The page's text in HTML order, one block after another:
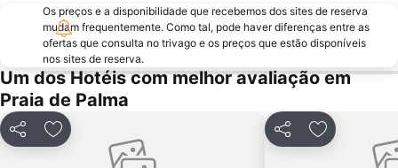
House of Katmandu
Parc Natural de s'Albufera de Mallorca
Cala Antena
Cala Blanca - Platja de Palmanova
Platja Palmira o Platja Peguera Palmira o Platja des Pouet
Cala Gran
Puerto de Valdemossa - Sa Marina
Cala Esmeralda
Placa Major
Ballonfahrt mit All in One Mallorca
Santa Catalina
Os preços e a disponibilidade que recebemos dos sites de reserva
mudam frequentemente. Como tal, pode haver diferenças entre as
ofertas que consulta no trivago e os preços que estão disponíveis
nos sites de reserva.
Um dos Hotéis com melhor avaliação em
Praia de Palma
PartilharAdicionar aos favoritos PartilharAdicionar